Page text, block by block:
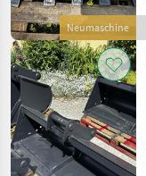
Neumaschine